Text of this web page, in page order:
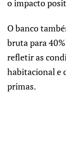
o impacto
O banco
bruta para
refletir as
habitacional e
primas.